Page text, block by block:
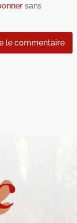
sans
le commentaire